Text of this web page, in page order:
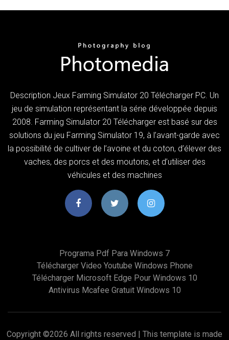
Description Jeux Farming Simulator 20 Télécharger PC. Un
jeu de simulation représentant la série développée depuis
2008. Farming Simulator 20 Télécharger est basé sur des
solutions du jeu Farming Simulator 19, à l’avant-garde avec
la possibilité de cultiver de l’avoine et du coton, d’élever des
vaches, des porcs et des moutons, et d’utiliser des
véhicules et des machines
Programa Pdf Para Windows 7
Télécharger Video Youtube Windows Phone
Télécharger Microsoft Edge Pour Windows 10
Antivirus Mcafee Gratuit Windows 10
Copyright ©2026 All rights reserved | This template is made